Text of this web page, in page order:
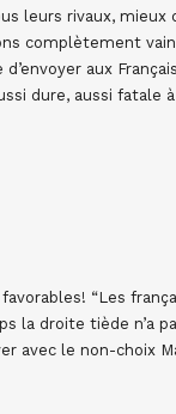
leurs rivaux, mieux
complètement
aux
dure, aussi fatale
“Les
la droite tiède n’a
avec le non-choix